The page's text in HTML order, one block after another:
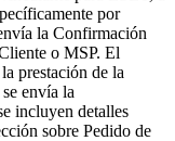
por
la Confirmación
o MSP. El
prestación de la
envía la
incluyen detalles
sobre Pedido de